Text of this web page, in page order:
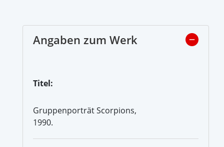
Angaben zum Werk
Titel:
Gruppenporträt Scorpions,
1990.